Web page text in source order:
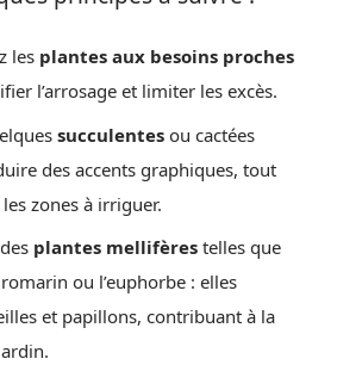
les plantes aux besoins proches
l’arrosage et limiter les excès.
succulentes ou cactées
des accents graphiques, tout
zones à irriguer.
plantes mellifères telles que
ou l’euphorbe : elles
et papillons, contribuant à la